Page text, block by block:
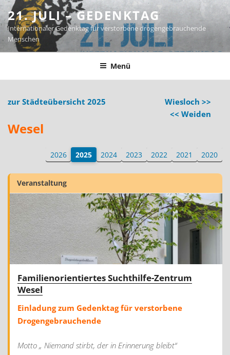
Zum
Inhalt
springen
21. JULI – GEDENKTAG
Internationaler Gedenktag für verstorbene drogengebrauchende
Menschen
Menü
zur Städteübersicht 2025
Wiesloch >>
<< Weiden
Wesel
2026 2025 2024 2023 2022 2021 2020
Veranstaltung
Familienorientiertes Suchthilfe-Zentrum
Wesel
Einladung zum Gedenktag für verstorbene
Drogengebrauchende
Motto „ Niemand stirbt, der in Erinnerung bleibt“